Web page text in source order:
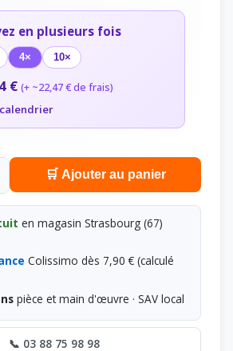
en plusieurs fois
4× 10×
€ (+ ~22,47 € de frais)
🛒 Ajouter au panier
en magasin Strasbourg (67)
Colissimo dès 7,90 € (calculé
pièce et main d'œuvre · SAV local
📞 03 88 75 98 98